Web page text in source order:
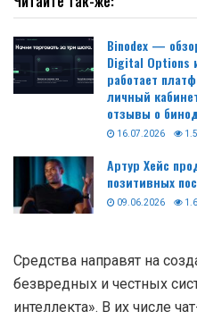
Binodex —
Digital Options
работает
личный
отзывы о
16.07.2026
Артур Хейс
позитивных
09.06.2026
Средства направят на
безвредных и честных
интеллекта». В их числе